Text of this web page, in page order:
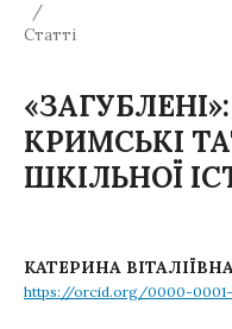
/
Статті
КРИМСЬКІ
ШКІЛЬНОЇ
КАТЕРИНА
https://orcid.org/0000-